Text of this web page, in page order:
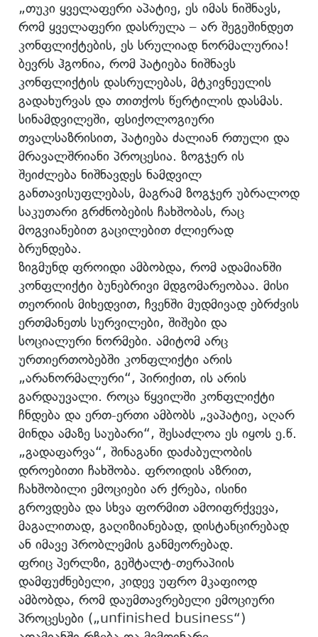
„თუკი ყველაფერი აპატიე, ეს იმას ნიშნავს,
რომ ყველაფერი დასრულა – არ შეგეშინდეთ
კონფლიქტების, ეს სრულიად ნორმალურია!
ბევრს ჰგონია, რომ პატიება ნიშნავს
კონფლიქტის დასრულებას, მტკივნეულის
გადახურვას და თითქოს წერტილის დასმას.
სინამდვილეში, ფსიქოლოგიური
თვალსაზრისით, პატიება ძალიან რთული და
მრავალშრიანი პროცესია. ზოგჯერ ის
შეიძლება ნიშნავდეს ნამდვილ
განთავისუფლებას, მაგრამ ზოგჯერ უბრალოდ
საკუთარი გრძნობების ჩახშობას, რაც
მოგვიანებით გაცილებით ძლიერად
ბრუნდება.
ზიგმუნდ ფროიდი ამბობდა, რომ ადამიანში
კონფლიქტი ბუნებრივი მდგომარეობაა. მისი
თეორიის მიხედვით, ჩვენში მუდმივად ებრძვის
ერთმანეთს სურვილები, შიშები და
სოციალური ნორმები. ამიტომ არც
ურთიერთობებში კონფლიქტი არის
„არანორმალური“, პირიქით, ის არის
გარდაუვალი. როცა წყვილში კონფლიქტი
ჩნდება და ერთ-ერთი ამბობს „ვაპატიე, აღარ
მინდა ამაზე საუბარი“, შესაძლოა ეს იყოს ე.წ.
„გადაფარვა“, შინაგანი დაძაბულობის
დროებითი ჩახშობა. ფროიდის აზრით,
ჩახშობილი ემოციები არ ქრება, ისინი
გროვდება და სხვა ფორმით ამოიფრქვევა,
მაგალითად, გაღიზიანებად, დისტანცირებად
ან იმავე პრობლემის განმეორებად.
ფრიც პერლზი, გეშტალტ-თერაპიის
დამფუძნებელი, კიდევ უფრო მკაფიოდ
ამბობდა, რომ დაუმთავრებელი ემოციური
პროცესები („unfinished business“)